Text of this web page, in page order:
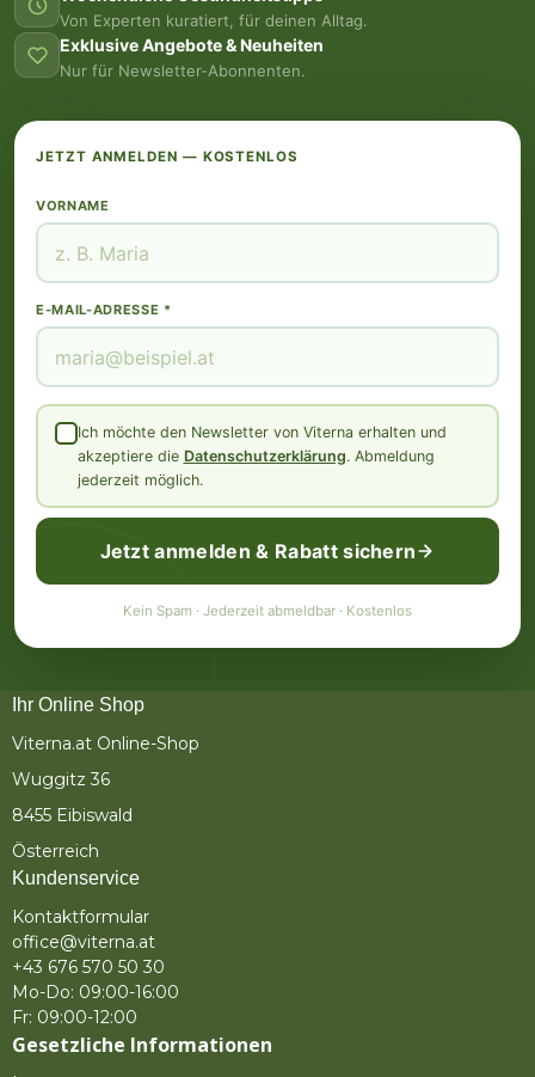
Von Experten kuratiert, für deinen Alltag.
Exklusive Angebote & Neuheiten
Nur für Newsletter-Abonnenten.
JETZT ANMELDEN — KOSTENLOS
VORNAME
E-MAIL-ADRESSE *
Ich möchte den Newsletter von Viterna erhalten und
akzeptiere die Datenschutzerklärung. Abmeldung
jederzeit möglich.
Jetzt anmelden & Rabatt sichern
Kein Spam · Jederzeit abmeldbar · Kostenlos
Ihr Online Shop
Viterna.at Online-Shop
Wuggitz 36
8455 Eibiswald
Österreich
Kundenservice
Kontaktformular
office@viterna.at
+43 676 570 50 30
Mo-Do: 09:00-16:00
Fr: 09:00-12:00
Gesetzliche Informationen